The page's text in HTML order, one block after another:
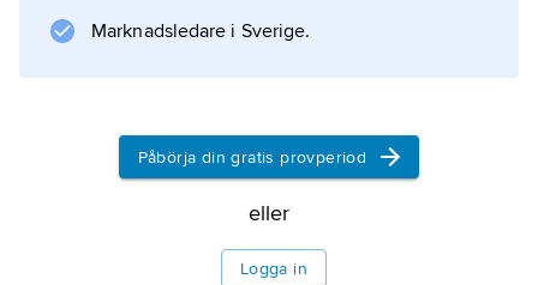
Staaff skrev själv dramatik, t.ex.
Sveas
Information om artikeln
Marknadsledare i Sverige.
Påbörja din gratis provperiod
eller
Logga in